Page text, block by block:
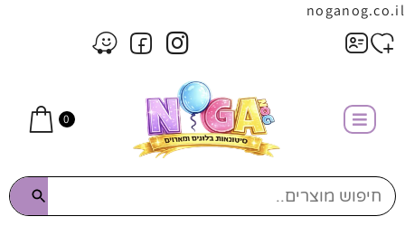
noganog.co.il
0